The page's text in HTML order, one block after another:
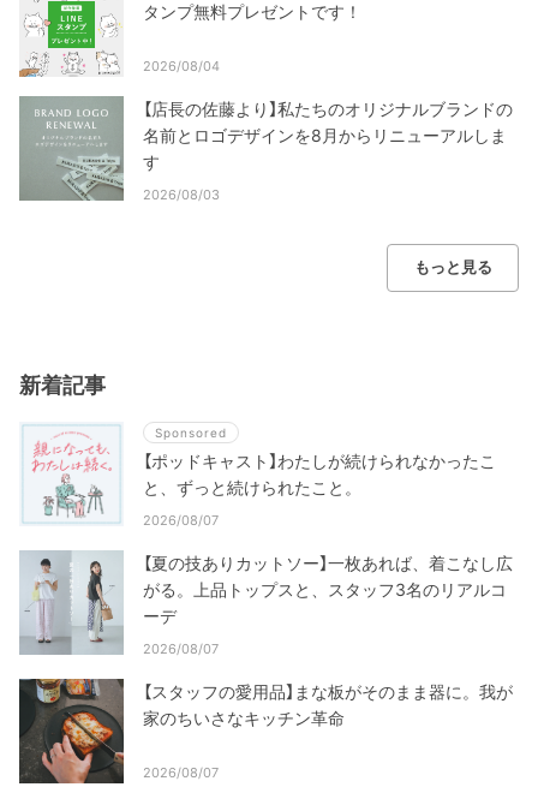
タンプ無料プレゼントです！
2026/08/04
【店長の佐藤より】私たちのオリジナルブランドの
名前とロゴデザインを8月からリニューアルしま
す
2026/08/03
もっと見る
新着記事
Sponsored
【ポッドキャスト】わたしが続けられなかったこ
と、ずっと続けられたこと。
2026/08/07
【夏の技ありカットソー】一枚あれば、着こなし広
がる。上品トップスと、スタッフ3名のリアルコ
ーデ
2026/08/07
【スタッフの愛用品】まな板がそのまま器に。我が
家のちいさなキッチン革命
2026/08/07